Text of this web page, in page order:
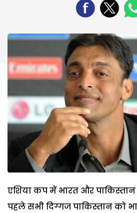
एशिया कप में भारत और
पहले सभी दिग्गज पाकिस्तान को